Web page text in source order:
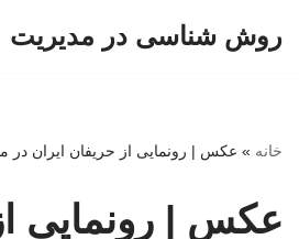
روش شناسی در مدیریت
خانه » عکس | رونمایی از حریفان ایران در
عکس | رونمایی